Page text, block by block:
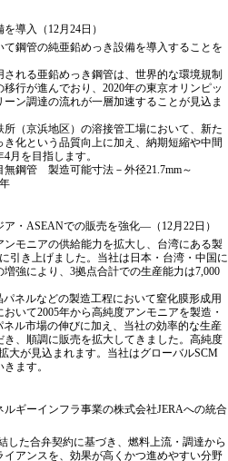
導入（12月24日）
鋼管の純亜鉛めっき設備を導入することを
れる亜鉛めっき鋼管は、世界的な環境規制
行が進んでおり、2020年の東京オリンピッ
ン調達の流れが一層加速することが見込ま
（京浜地区）の溶接管工場において、新た
化という品質向上に加え、納期短縮や中間
月を目指します。
鋼管 製造可能寸法－外径21.7mm～
・ASEANでの販売を強化―（12月22日）
モニアの供給能力を拡大し、台湾にある製
引き上げました。当社は日本・台湾・中国に
強により、3拠点合計での生産能力は7,000
ネルなどの製造工程において窒化膜形成用
いて2005年から高純度アンモニアを製造・
ル市場の伸びに加え、当社の効率的な生産
、順調に販売を拡大してきました。高純度
大が見込まれます。当社はグローバルSCM
ます。
ギーインフラ事業の株式会社JERAへの統合
した合弁契約に基づき、燃料上流・調達から
アンスを、効果が高くかつ進めやすい分野